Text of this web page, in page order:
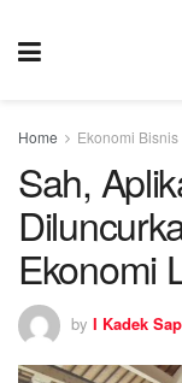
Home Ekonomi Bisnis
Sah,
Ekonomi
by I Kadek